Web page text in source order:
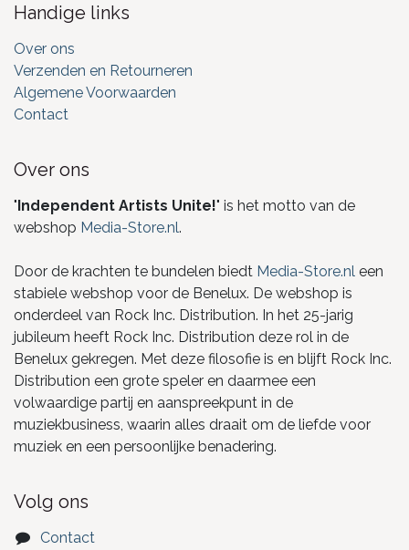
Handige links
Over ons
Verzenden en Retourneren
Algemene Voorwaarden
Contact
Over ons
"Independent Artists Unite!" is het motto van de
webshop Media-Store.nl.
Door de krachten te bundelen biedt Media-Store.nl een
stabiele webshop voor de Benelux. De webshop is
onderdeel van Rock Inc. Distribution. In het 25-jarig
jubileum heeft Rock Inc. Distribution deze rol in de
Benelux gekregen. Met deze filosofie is en blijft Rock Inc.
Distribution een grote speler en daarmee een
volwaardige partij en aanspreekpunt in de
muziekbusiness, waarin alles draait om de liefde voor
muziek en een persoonlijke benadering.
Volg ons
Contact